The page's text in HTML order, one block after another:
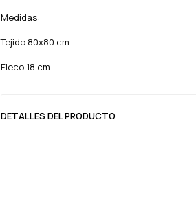
Medidas:
Tejido 80x80 cm
Fleco 18 cm
DETALLES DEL PRODUCTO